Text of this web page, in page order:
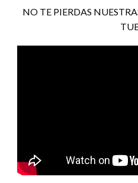
NO TE PIERDAS